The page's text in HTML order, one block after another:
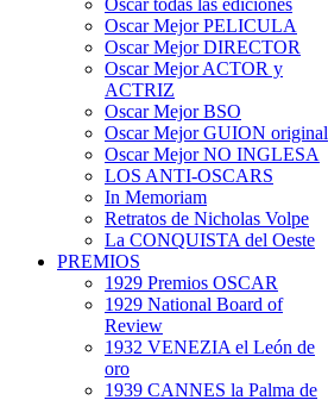
Oscar todas las ediciones
Oscar Mejor PELICULA
Oscar Mejor DIRECTOR
Oscar Mejor ACTOR y
ACTRIZ
Oscar Mejor BSO
Oscar Mejor GUION original
Oscar Mejor NO INGLESA
LOS ANTI-OSCARS
In Memoriam
Retratos de Nicholas Volpe
La CONQUISTA del Oeste
PREMIOS
1929 Premios OSCAR
1929 National Board of
Review
1932 VENEZIA el León de
oro
1939 CANNES la Palma de